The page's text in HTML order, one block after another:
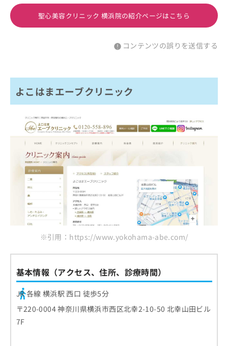
聖心美容クリニック 横浜院の紹介ページはこちら
コンテンツの誤りを送信する
よこはまエーブクリニック
※引用：https://www.yokohama-abe.com/
基本情報（アクセス、住所、診療時間）
JR 各線 横浜駅 西口 徒歩5分
〒220-0004 神奈川県横浜市西区北幸2-10-50 北幸山田ビル
7F